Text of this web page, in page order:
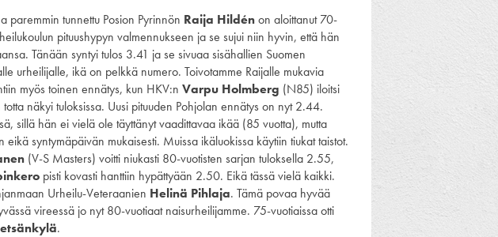
paremmin tunnettu Posion Pyrinnön Raija Hildénon aloittanut 70-
pituushypyn valmennukseen ja se sujui niin hyvin, että hän
Tänään syntyi tulos 3.41 ja se sivuaa sisähallien Suomen
urheilijalle, ikä on pelkkä numero. Toivotamme Raijalle mukavia
myös toinen ennätys, kun HKV:n Varpu Holmberg (N85) iloitsi
näkyi tuloksissa. Uusi pituuden Pohjolan ennätys on nyt 2.44.
sillä hän ei vielä ole täyttänyt vaadittavaa ikää (85 vuotta), mutta
syntymäpäivän mukaisesti. Muissa ikäluokissa käytiin tiukat taistot.
(V-S Masters) voitti niukasti 80-vuotisten sarjan tuloksella 2.55,
pisti kovasti hanttiin hypättyään 2.50. Eikä tässä vielä kaikki.
Urheilu-Veteraanien Helinä Pihlaja. Tämä povaa hyvää
vireessä jo nyt 80-vuotiaat naisurheilijamme. 75-vuotiaissa otti
.